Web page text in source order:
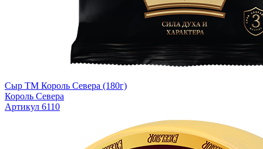
Сыр ТМ Король Севера (180г)
Король Севера
Артикул 6110